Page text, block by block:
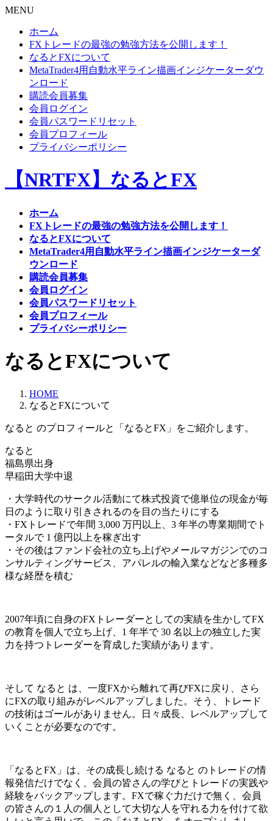
MENU
ホーム
FXトレードの最強の勉強方法を公開します！
なるとFXについて
MetaTrader4用自動水平ライン描画インジケーターダウ
ンロード
購読会員募集
会員ログイン
会員パスワードリセット
会員プロフィール
プライバシーポリシー
【NRTFX】なるとFX
ホーム
FXトレードの最強の勉強方法を公開します！
なるとFXについて
MetaTrader4用自動水平ライン描画インジケーターダ
ウンロード
購読会員募集
会員ログイン
会員パスワードリセット
会員プロフィール
プライバシーポリシー
なるとFXについて
HOME
なるとFXについて
なると のプロフィールと「なるとFX」をご紹介します。
なると
福島県出身
早稲田大学中退
・大学時代のサークル活動にて株式投資で億単位の現金が毎
日のように取り引きされるのを目の当たりにする
・FXトレードで年間 3,000 万円以上、3 年半の専業期間でト
ータルで 1 億円以上を稼ぎ出す
・その後はファンド会社の立ち上げやメールマガジンでのコ
ンサルティングサービス、アパレルの輸入業などなど多種多
様な経歴を積む
2007年頃に自身のFXトレーダーとしての実績を生かしてFX
の教育を個人で立ち上げ、1 年半で 30 名以上の独立した実
力を持つトレーダーを育成した実績があります。
そして なると は、一度FXから離れて再びFXに戻り、さら
にFXの取り組みがレベルアップしました。そう、トレード
の技術はゴールがありません。日々成長、レベルアップして
いくことが必要なのです。
「なるとFX」は、その成長し続ける なると のトレードの情
報発信だけでなく、会員の皆さんの学びとトレードの実践や
経験をバックアップします。FXで稼ぐ力だけで無く、会員
の皆さんの１人の個人として大切な人を守れる力を付けて欲